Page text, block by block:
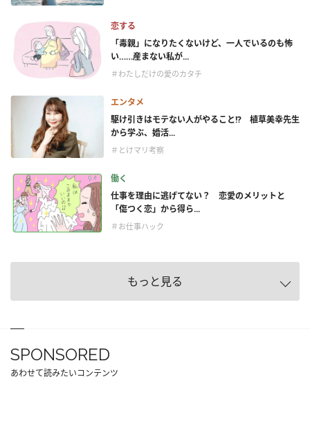
恋する
「毒親」になりたくないけど、一人でいるのも怖
い……産まない私が...
＃わたしだけの愛のカタチ
エンタメ
駆け引きはモテない人がやること!? 植草美幸先生
から学ぶ、婚活...
＃とけマリ考察
働く
仕事を理由に逃げてない？ 恋愛のメリットと
「傷つく恋」から得ら...
＃お仕事ハック
もっと見る
SPONSORED
あわせて読みたいコンテンツ